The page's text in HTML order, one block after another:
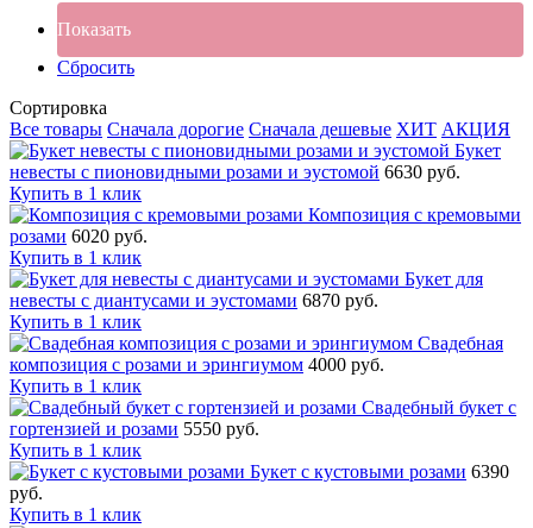
Показать
Сбросить
Сортировка
Все товары Сначала дорогие Сначала дешевые ХИТ АКЦИЯ
Букет
невесты с пионовидными розами и эустомой 6630 руб.
Купить в 1 клик
Композиция с кремовыми
розами 6020 руб.
Купить в 1 клик
Букет для
невесты с диантусами и эустомами 6870 руб.
Купить в 1 клик
Свадебная
композиция с розами и эрингиумом 4000 руб.
Купить в 1 клик
Свадебный букет с
гортензией и розами 5550 руб.
Купить в 1 клик
Букет с кустовыми розами 6390
руб.
Купить в 1 клик